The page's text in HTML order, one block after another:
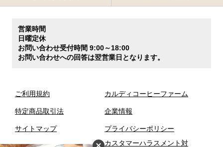
営業時間
日曜定休
お問い合わせ受付時間 9:00～18:00
お問い合わせへの回答は翌営業日となります。
ご利用規約
特定商品取引法
サイトマップ
カルディコーヒーファーム
企業情報
プライバシーポリシー
カスタマーハラスメント対